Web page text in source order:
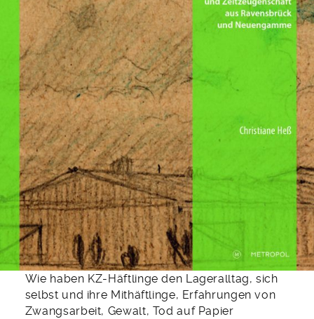
Wie haben KZ-Häftlinge den Lageralltag, sich
selbst und ihre Mithäftlinge, Erfahrungen von
Zwangsarbeit, Gewalt, Tod auf Papier